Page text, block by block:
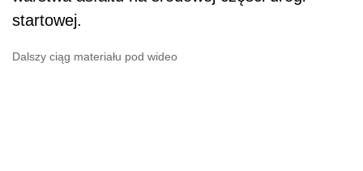
startowej.
Dalszy ciąg materiału pod wideo